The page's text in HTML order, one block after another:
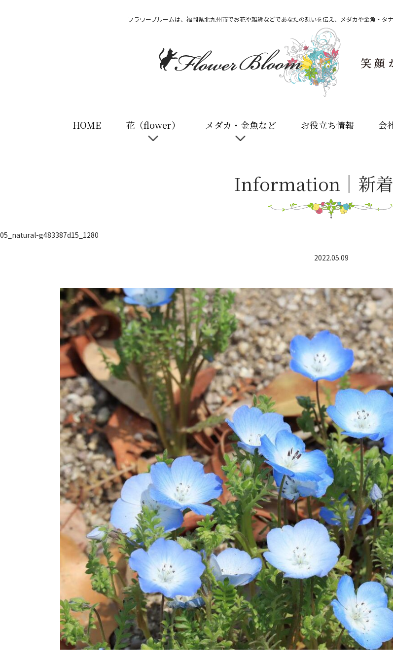
フラワーブルームは、福岡県北九州市でお花や雑貨などであなたの想いを伝え、メダカや金魚・タ
HOME 花（flower） メダカ・金魚など お役立ち情報 会
Information｜新
05_natural-g483387d15_1280
2022.05.09